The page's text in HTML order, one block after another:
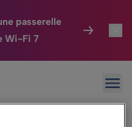
passerelle
Wi-Fi 7